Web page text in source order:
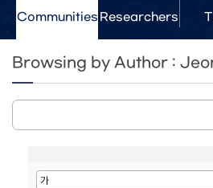
Communities Researchers
Browsing by Author :